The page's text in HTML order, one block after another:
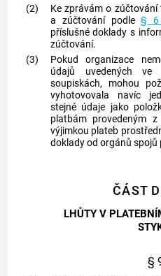
(2)
Ke zprávám o
a zúčtování podle§ 6
příslušné doklady s
zúčtování.
(3)
Pokud organizace
údajů uvedených
soupiskách, mohou
vyhotovovala navíc
stejné údaje jako
platbám provedeným
výjimkou plateb
doklady od orgánů spojů
ČÁST
LHŮTY V
§